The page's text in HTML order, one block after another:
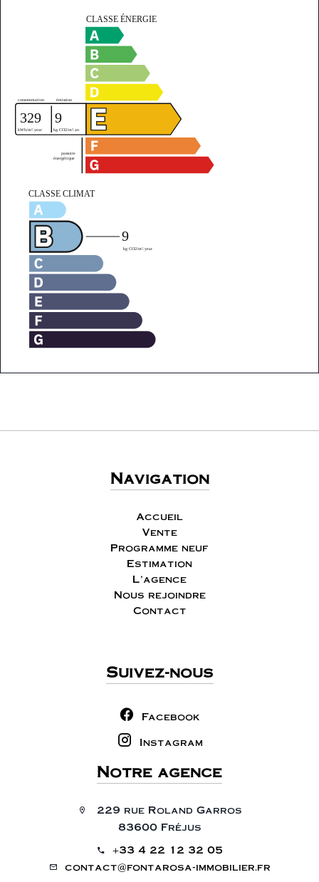
Navigation
Accueil
Vente
Programme neuf
Estimation
L'agence
Nous rejoindre
Contact
Suivez-nous
Facebook
Instagram
Notre agence
229 rue Roland Garros
83600 Fréjus
+33 4 22 12 32 05
contact@fontarosa-immobilier.fr